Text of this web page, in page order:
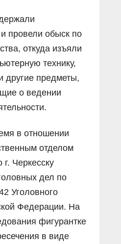
провели обыск по
откуда изъяли
технику,
другие предметы,
о ведении
в отношении
отделом
Черкесску
дел по
Уголовного
Федерации. На
фигурантке
в виде